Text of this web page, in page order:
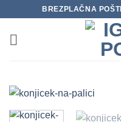
vsebino
BREZPLAČNA